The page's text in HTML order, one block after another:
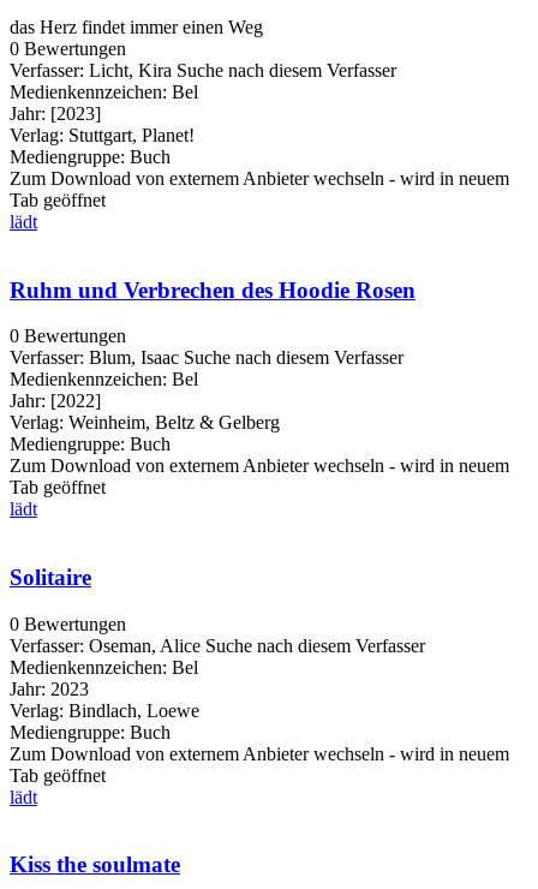
das Herz findet immer einen Weg
0 Bewertungen
Verfasser: Licht, Kira Suche nach diesem Verfasser
Medienkennzeichen: Bel
Jahr: [2023]
Verlag: Stuttgart, Planet!
Mediengruppe: Buch
Zum Download von externem Anbieter wechseln - wird in neuem
Tab geöffnet
lädt
Ruhm und Verbrechen des Hoodie Rosen
0 Bewertungen
Verfasser: Blum, Isaac Suche nach diesem Verfasser
Medienkennzeichen: Bel
Jahr: [2022]
Verlag: Weinheim, Beltz & Gelberg
Mediengruppe: Buch
Zum Download von externem Anbieter wechseln - wird in neuem
Tab geöffnet
lädt
Solitaire
0 Bewertungen
Verfasser: Oseman, Alice Suche nach diesem Verfasser
Medienkennzeichen: Bel
Jahr: 2023
Verlag: Bindlach, Loewe
Mediengruppe: Buch
Zum Download von externem Anbieter wechseln - wird in neuem
Tab geöffnet
lädt
Kiss the soulmate